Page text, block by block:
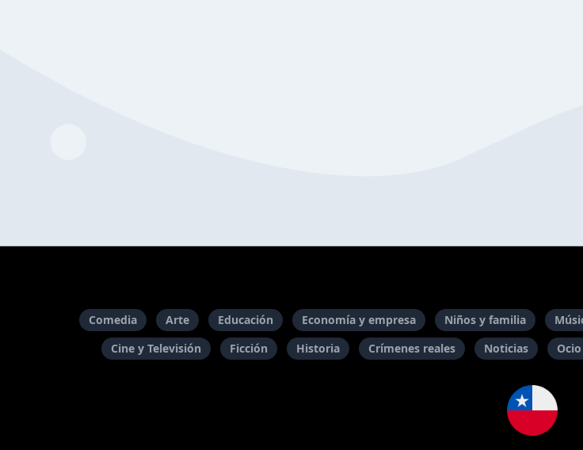
Comedia Arte Educación Economía y empresa Niños y familia
Cine y Televisión
Ficción Historia Crímenes reales Noticias Ocio